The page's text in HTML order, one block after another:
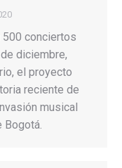
500 conciertos
diciembre,
el proyecto
reciente de
musical